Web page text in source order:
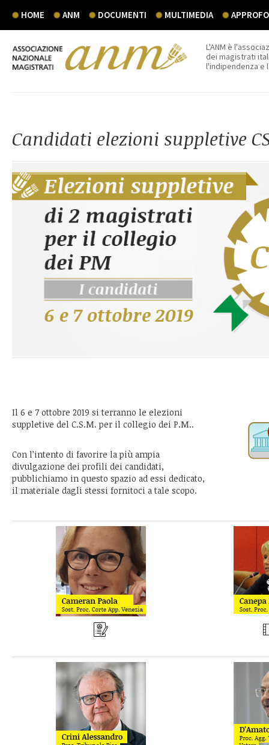
HOME ANM DOCUMENTI MULTIMEDIA
L'ANM è
dei magistrati
l'indipendenza e
Candidati elezioni suppletive
Il 6 e 7 ottobre 2019 si terranno le elezioni
suppletive del C.S.M. per il collegio dei P.M..
Con l’intento di favorire la più ampia
divulgazione dei profili dei candidati,
pubblichiamo in questo spazio ad essi dedicato,
il materiale dagli stessi fornitoci a tale scopo.